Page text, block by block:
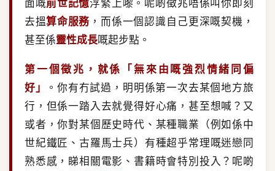
去搵算命服務 ，而係一個認識自己更深嘅契機，
甚至係靈性成長嘅起步點。
第一個徵兆，就係「無來由嘅強烈情緒同偏
好」
。你有冇試過，明明係第一次去某個地方旅
行，但係一踏入去就覺得好心痛，甚至想喊？又
或者，你對某個歷史時代、某種職業（例如係中
世紀鐵匠、古羅馬士兵）有種超乎常理嘅迷戀同
熟悉感，睇相關電影、書籍時會特別投入？呢啲